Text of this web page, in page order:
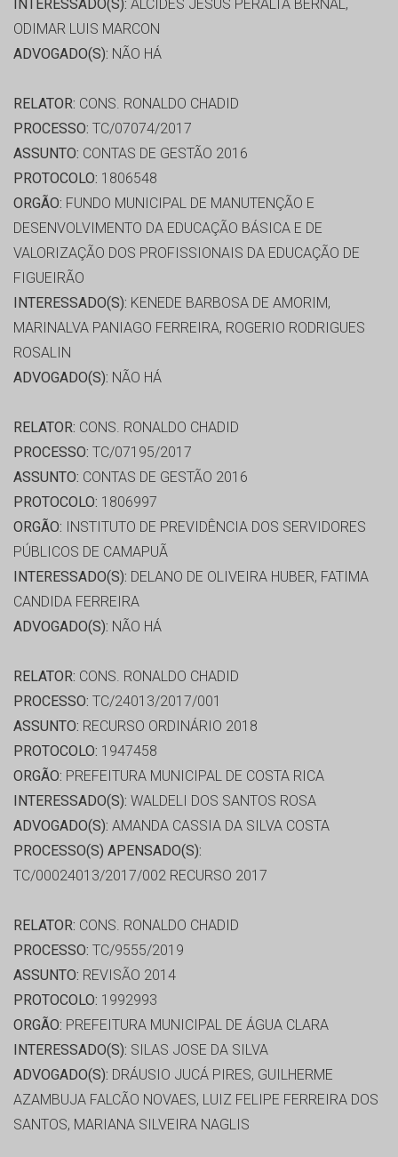
INTERESSADO(S): ALCIDES JESUS PERALTA BERNAL,
ODIMAR LUIS MARCON
ADVOGADO(S): NÃO HÁ
RELATOR: CONS. RONALDO CHADID
PROCESSO: TC/07074/2017
ASSUNTO: CONTAS DE GESTÃO 2016
PROTOCOLO: 1806548
ORGÃO: FUNDO MUNICIPAL DE MANUTENÇÃO E
DESENVOLVIMENTO DA EDUCAÇÃO BÁSICA E DE
VALORIZAÇÃO DOS PROFISSIONAIS DA EDUCAÇÃO DE
FIGUEIRÃO
INTERESSADO(S): KENEDE BARBOSA DE AMORIM,
MARINALVA PANIAGO FERREIRA, ROGERIO RODRIGUES
ROSALIN
ADVOGADO(S): NÃO HÁ
RELATOR: CONS. RONALDO CHADID
PROCESSO: TC/07195/2017
ASSUNTO: CONTAS DE GESTÃO 2016
PROTOCOLO: 1806997
ORGÃO: INSTITUTO DE PREVIDÊNCIA DOS SERVIDORES
PÚBLICOS DE CAMAPUÃ
INTERESSADO(S): DELANO DE OLIVEIRA HUBER, FATIMA
CANDIDA FERREIRA
ADVOGADO(S): NÃO HÁ
RELATOR: CONS. RONALDO CHADID
PROCESSO: TC/24013/2017/001
ASSUNTO: RECURSO ORDINÁRIO 2018
PROTOCOLO: 1947458
ORGÃO: PREFEITURA MUNICIPAL DE COSTA RICA
INTERESSADO(S): WALDELI DOS SANTOS ROSA
ADVOGADO(S): AMANDA CASSIA DA SILVA COSTA
PROCESSO(S) APENSADO(S):
TC/00024013/2017/002 RECURSO 2017
RELATOR: CONS. RONALDO CHADID
PROCESSO: TC/9555/2019
ASSUNTO: REVISÃO 2014
PROTOCOLO: 1992993
ORGÃO: PREFEITURA MUNICIPAL DE ÁGUA CLARA
INTERESSADO(S): SILAS JOSE DA SILVA
ADVOGADO(S): DRÁUSIO JUCÁ PIRES, GUILHERME
AZAMBUJA FALCÃO NOVAES, LUIZ FELIPE FERREIRA DOS
SANTOS, MARIANA SILVEIRA NAGLIS